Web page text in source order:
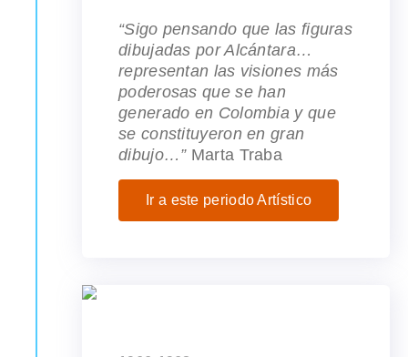
“Sigo pensando que las figuras
dibujadas por Alcántara…
representan las visiones más
poderosas que se han
generado en Colombia y que
se constituyeron en gran
dibujo…” Marta Traba
Ir a este periodo Artístico